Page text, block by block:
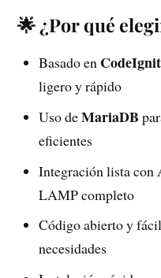
🌟 ¿Por qué
Basado en
ligero y rápido
Uso deMariaDB
eficientes
Integración lista con
LAMP completo
Código abierto y
necesidades